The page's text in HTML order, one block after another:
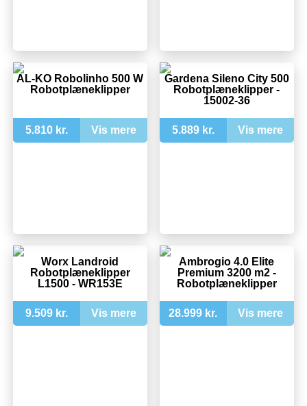
AL-KO Robolinho 500 W
Robotplæneklipper
5.810 kr. Vis mere
Gardena Sileno City 500
Robotplæneklipper -
15002-36
5.889 kr. Vis mere
Worx Landroid
Robotplæneklipper
L1500 - WR153E
9.509 kr. Vis mere
Ambrogio 4.0 Elite
Premium 3200 m2 -
Robotplæneklipper
28.999 kr. Vis mere